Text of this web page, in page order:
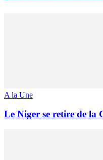
A la Une
Le Niger se retire de la